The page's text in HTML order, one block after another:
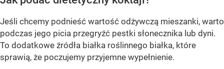
Jeśli chcemy podnieść wartość odżywczą mieszanki, warto
podczas jego picia przegryźć pestki słonecznika lub dyni.
To dodatkowe źródła białka roślinnego białka, które
sprawią, że poczujemy przyjemne wypełnienie.